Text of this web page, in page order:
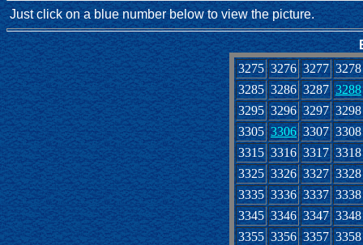
Just click on a blue number below to view the picture.
3275 3276 3277 3278
3285 3286 3287 3288
3295 3296 3297 3298
3305 3306 3307 3308
3315 3316 3317 3318
3325 3326 3327 3328
3335 3336 3337 3338
3345 3346 3347 3348
3355 3356 3357 3358